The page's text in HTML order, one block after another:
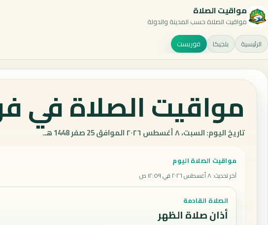
مواقيت الصلاة
مواقيت الصلاة حسب المدينة والدولة
الرئيسية بلجيكا فوريست
مواقيت الصلاة في
تاريخ اليوم: السبت، ٨ أغسطس ٢٠٢٦ الموافق 25 صفر 1448 هـ.
مواقيت الصلاة اليوم
آخر تحديث:٨ أغسطس ٢٠٢٦ في ١٢:٥٩ ص
الصلاة القادمة
أذان صلاة الظهر